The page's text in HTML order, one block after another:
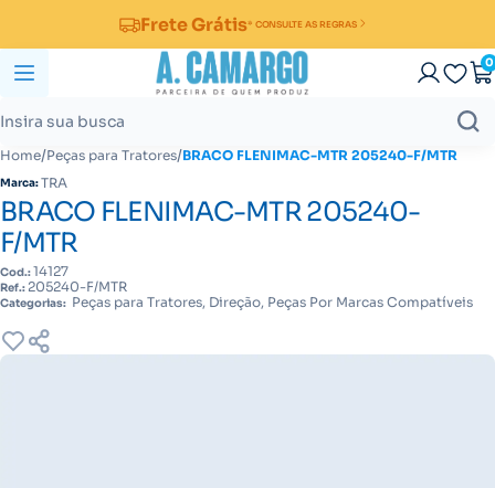
Frete Grátis* CONSULTE AS REGRAS
0
Home/Peças para Tratores/BRACO FLENIMAC-MTR 205240-F/MTR
Marca:TRA
BRACO FLENIMAC-MTR 205240-
F/MTR
Cod.:14127
Ref.: 205240-F/MTR
Categorias: Peças para Tratores, Direção, Peças Por Marcas Compatíveis